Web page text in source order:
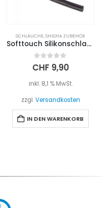
SCHLÄUCHE,SHISHA ZUBEHÖR
Softtouch Silikonschlauch – Schwarz
0out of 5
CHF 9,90
inkl. 8,1 % MwSt.
zzgl.Versandkosten
IN DEN WARENKORB